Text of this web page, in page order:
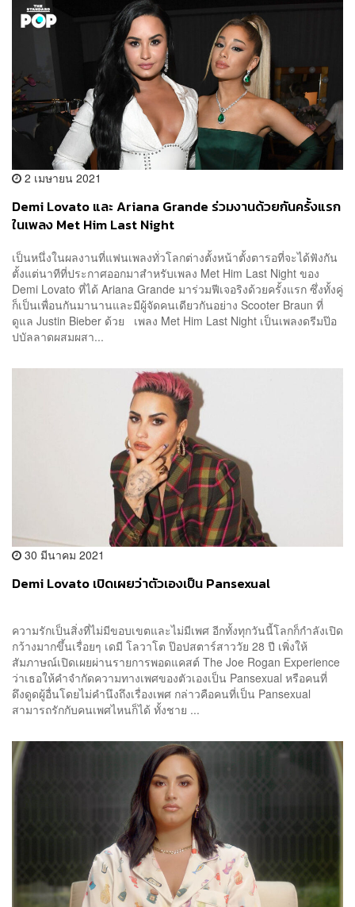
2 เมษายน 2021
Demi Lovato และ Ariana Grande ร่วมงานด้วยกันครั้งแรก
ในเพลง Met Him Last Night
เป็นหนึ่งในผลงานที่แฟนเพลงทั่วโลกต่างตั้งหน้าตั้งตารอที่จะได้ฟังกัน
ตั้งแต่นาทีที่ประกาศออกมาสำหรับเพลง Met Him Last Night ของ
Demi Lovato ที่ได้ Ariana Grande มาร่วมฟีเจอริงด้วยครั้งแรก ซึ่งทั้งคู่
ก็เป็นเพื่อนกันมานานและมีผู้จัดคนเดียวกันอย่าง Scooter Braun ที่
ดูแล Justin Bieber ด้วย เพลง Met Him Last Night เป็นเพลงดรีมป๊อ
ปบัลลาดผสมผสา...
30 มีนาคม 2021
Demi Lovato เปิดเผยว่าตัวเองเป็น Pansexual
ความรักเป็นสิ่งที่ไม่มีขอบเขตและไม่มีเพศ อีกทั้งทุกวันนี้โลกก็กำลังเปิด
กว้างมากขึ้นเรื่อยๆ เดมี โลวาโต ป๊อปสตาร์สาววัย 28 ปี เพิ่งให้
สัมภาษณ์เปิดเผยผ่านรายการพอดแคสต์ The Joe Rogan Experience
ว่าเธอให้คำจำกัดความทางเพศของตัวเองเป็น Pansexual หรือคนที่
ดึงดูดผู้อื่นโดยไม่คำนึงถึงเรื่องเพศ กล่าวคือคนที่เป็น Pansexual
สามารถรักกับคนเพศไหนก็ได้ ทั้งชาย ...